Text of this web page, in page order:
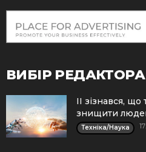
ВИБІР РЕДАКТОРА
ІІ зізнався,
знищити
Техніка/Наука